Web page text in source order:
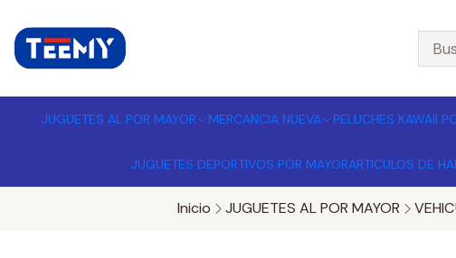
JUGUETES AL POR MAYOR MERCANCIA NUEVA PELUCHES KAWAII
JUGUETES DEPORTIVOS POR MAYORARTICULOS DE
Inicio JUGUETES AL POR MAYOR